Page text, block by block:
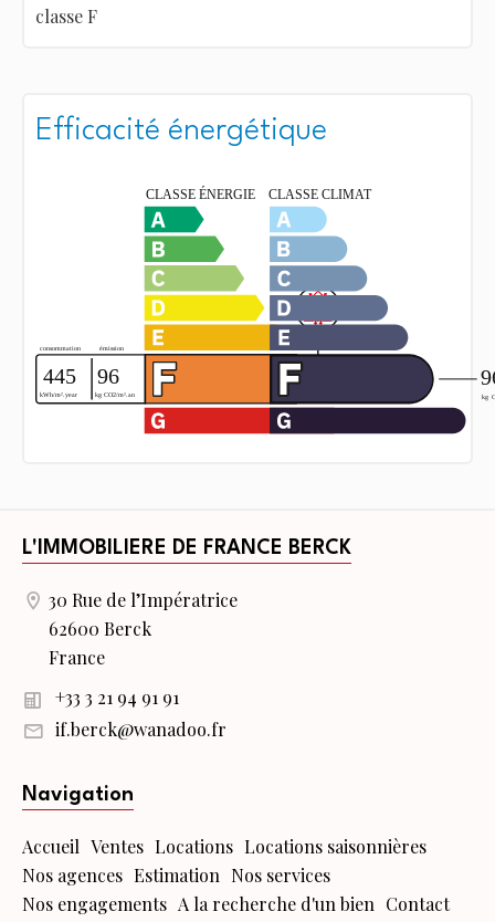
classe F
Efficacité énergétique
L'IMMOBILIERE DE FRANCE BERCK
30 Rue de l’Impératrice
62600 Berck
France
+33 3 21 94 91 91
if.berck@wanadoo.fr
Navigation
Accueil Ventes Locations Locations saisonnières
Nos agences Estimation Nos services
Nos engagements A la recherche d'un bien Contact